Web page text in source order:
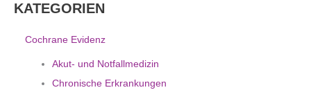
KATEGORIEN
Cochrane Evidenz
Akut- und Notfallmedizin
Chronische Erkrankungen